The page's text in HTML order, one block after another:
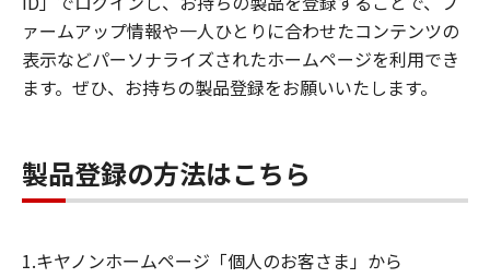
ァームアップ情報や一人ひとりに合わせたコンテンツの
表示などパーソナライズされたホームページを利用でき
ます。ぜひ、お持ちの製品登録をお願いいたします。
製品登録の方法はこちら
1.キヤノンホームページ「個人のお客さま」から